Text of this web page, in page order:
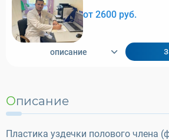
от 2600 руб.
описание
Описание
Пластика уздечки полового члена